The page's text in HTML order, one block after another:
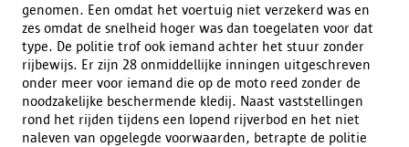
genomen. Een omdat het voertuig niet verzekerd was en
zes omdat de snelheid hoger was dan toegelaten voor dat
type. De politie trof ook iemand achter het stuur zonder
rijbewijs. Er zijn 28 onmiddellijke inningen uitgeschreven
onder meer voor iemand die op de moto reed zonder de
noodzakelijke beschermende kledij. Naast vaststellingen
rond het rijden tijdens een lopend rijverbod en het niet
naleven van opgelegde voorwaarden, betrapte de politie